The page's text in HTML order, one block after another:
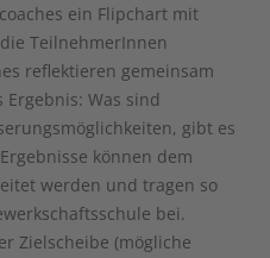
ein Flipchart mit
TeilnehmerInnen
reflektieren gemeinsam
Was sind
gibt es
können dem
werden und tragen so
bei.
Zielscheibe (mögliche